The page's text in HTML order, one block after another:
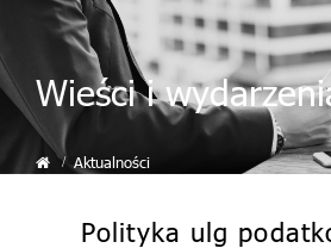
Wieści i
Aktualności
Polityka ulg